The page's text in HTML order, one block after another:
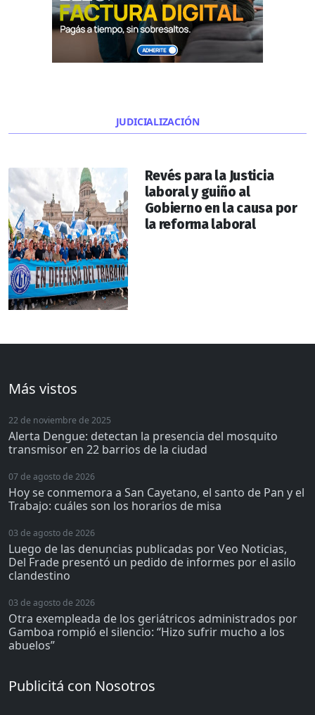
JUDICIALIZACIÓN
Revés para la Justicia
laboral y guiño al
Gobierno en la causa por
la reforma laboral
Más vistos
22 de noviembre de 2025
Alerta Dengue: detectan la presencia del mosquito
transmisor en 22 barrios de la ciudad
07 de agosto de 2026
Hoy se conmemora a San Cayetano, el santo de Pan y el
Trabajo: cuáles son los horarios de misa
03 de agosto de 2026
Luego de las denuncias publicadas por Veo Noticias,
Del Frade presentó un pedido de informes por el asilo
clandestino
03 de agosto de 2026
Otra exempleada de los geriátricos administrados por
Gamboa rompió el silencio: “Hizo sufrir mucho a los
abuelos”
Publicitá con Nosotros